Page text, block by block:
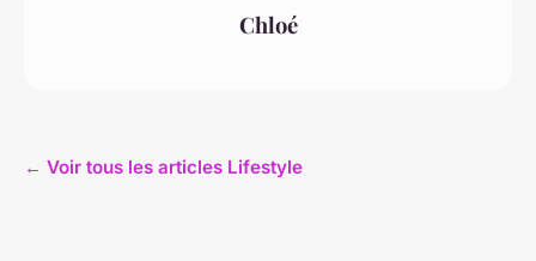
Chloé
← Voir tous les articles Lifestyle